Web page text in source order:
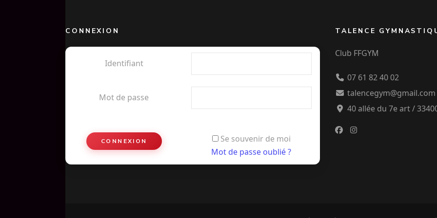
CONNEXION
Identifiant
Mot de passe
Se souvenir de moi
Mot de passe oublié ?
TALENCE
Club FFGYM
07 61 82 40 02
talencegym@gmail.com
40 allée du 7e art /